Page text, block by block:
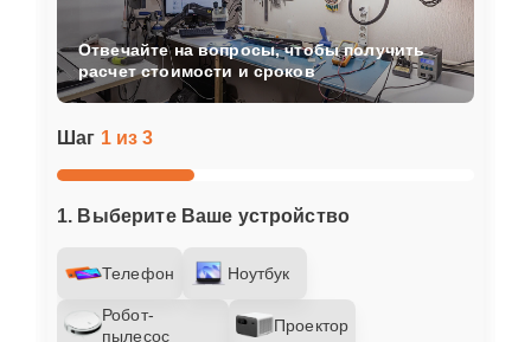
Шаг 1 из 3
1. Выберите Ваше устройство
Телефон Ноутбук
Робот-
пылесос
Проектор
Отвечайте на вопросы, чтобы получить
расчет стоимости и сроков